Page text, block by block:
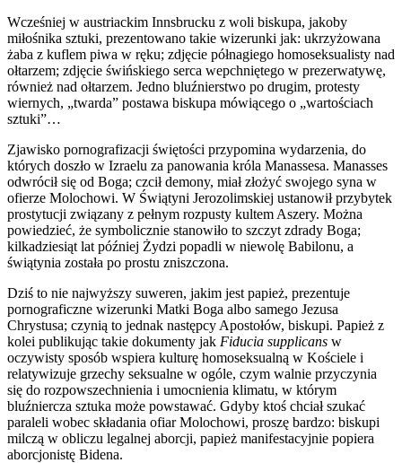
Wcześniej w austriackim Innsbrucku z woli biskupa, jakoby
miłośnika sztuki, prezentowano takie wizerunki jak: ukrzyżowana
żaba z kuflem piwa w ręku; zdjęcie półnagiego homoseksualisty nad
ołtarzem; zdjęcie świńskiego serca wepchniętego w prezerwatywę,
również nad ołtarzem. Jedno bluźnierstwo po drugim, protesty
wiernych, „twarda” postawa biskupa mówiącego o „wartościach
sztuki”…
Zjawisko pornografizacji świętości przypomina wydarzenia, do
których doszło w Izraelu za panowania króla Manassesa. Manasses
odwrócił się od Boga; czcił demony, miał złożyć swojego syna w
ofierze Molochowi. W Świątyni Jerozolimskiej ustanowił przybytek
prostytucji związany z pełnym rozpusty kultem Aszery. Można
powiedzieć, że symbolicznie stanowiło to szczyt zdrady Boga;
kilkadziesiąt lat później Żydzi popadli w niewolę Babilonu, a
świątynia została po prostu zniszczona.
Dziś to nie najwyższy suweren, jakim jest papież, prezentuje
pornograficzne wizerunki Matki Boga albo samego Jezusa
Chrystusa; czynią to jednak następcy Apostołów, biskupi. Papież z
kolei publikując takie dokumenty jak Fiducia supplicans w
oczywisty sposób wspiera kulturę homoseksualną w Kościele i
relatywizuje grzechy seksualne w ogóle, czym walnie przyczynia
się do rozpowszechnienia i umocnienia klimatu, w którym
bluźniercza sztuka może powstawać. Gdyby ktoś chciał szukać
paraleli wobec składania ofiar Molochowi, proszę bardzo: biskupi
milczą w obliczu legalnej aborcji, papież manifestacyjnie popiera
aborcjonistę Bidena.